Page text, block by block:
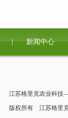
| 新闻中心
江苏格里克农业科
版权所有 江苏格里